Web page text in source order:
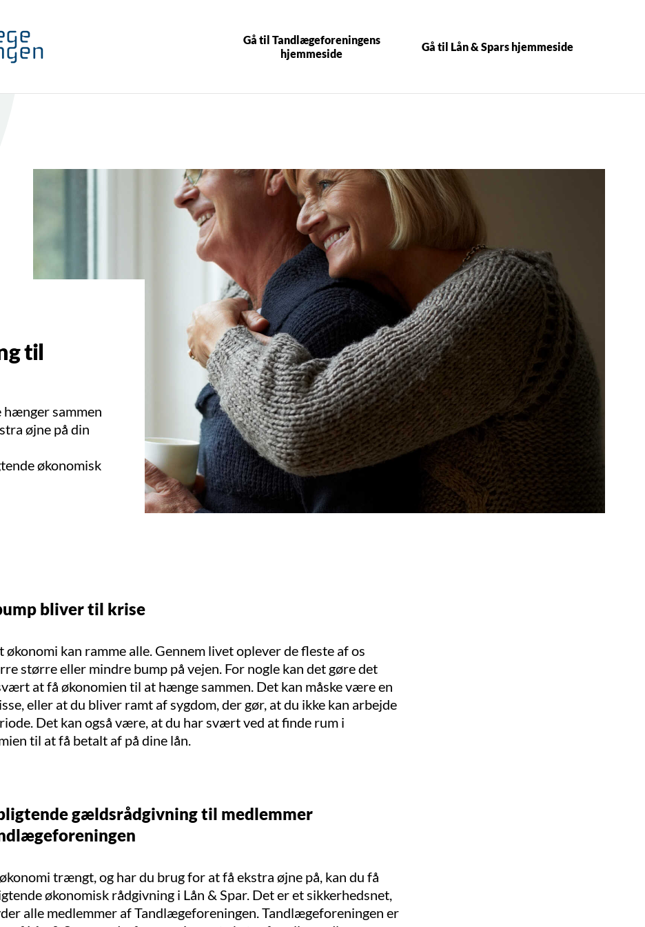
Gå til Tandlægeforeningens
hjemmeside
Gå til Lån & Spars hjemmeside
til
hænger sammen
øjne på din
økonomisk
bliver til krise
kan ramme alle. Gennem livet oplever de fleste af os
større eller mindre bump på vejen. For nogle kan det gøre det
at få økonomien til at hænge sammen. Det kan måske være en
eller at du bliver ramt af sygdom, der gør, at du ikke kan arbejde
Det kan også være, at du har svært ved at finde rum i
til at få betalt af på dine lån.
gældsrådgivning til medlemmer
trængt, og har du brug for at få ekstra øjne på, kan du få
økonomisk rådgivning i Lån & Spar. Det er et sikkerhedsnet,
alle medlemmer af Tandlægeforeningen. Tandlægeforeningen er